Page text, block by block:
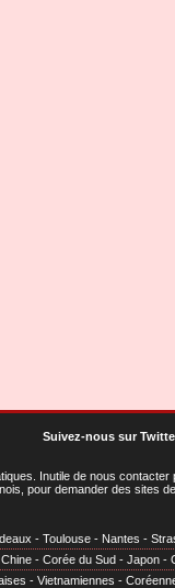
Suivez-nous sur
. Inutile de nous
pour demander des sites
- Toulouse - Nantes -
Chine - Corée du Sud - Japon -
- Vietnamiennes -